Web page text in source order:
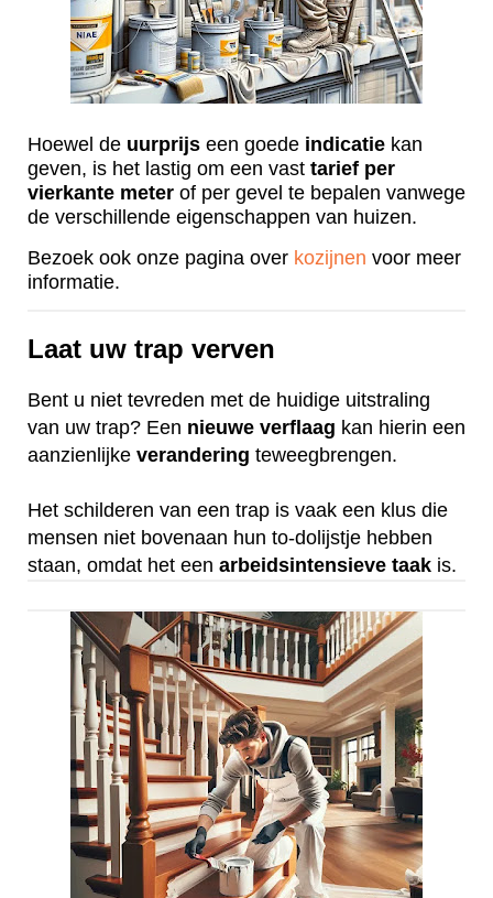
Hoewel de uurprijs een goede indicatie kan
geven, is het lastig om een vast tarief per
vierkante meter of per gevel te bepalen vanwege
de verschillende eigenschappen van huizen.
Bezoek ook onze pagina over kozijnen voor meer
informatie.
Laat uw trap verven
Bent u niet tevreden met de huidige uitstraling
van uw trap? Een nieuwe verflaag kan hierin een
aanzienlijke verandering teweegbrengen.
Het schilderen van een trap is vaak een klus die
mensen niet bovenaan hun to-dolijstje hebben
staan, omdat het een arbeidsintensieve taak is.